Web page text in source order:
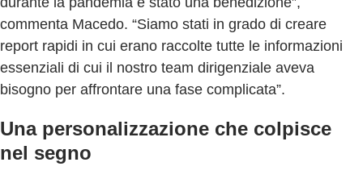
commenta Macedo. “Siamo stati in grado di creare
report rapidi in cui erano raccolte tutte le informazioni
essenziali di cui il nostro team dirigenziale aveva
bisogno per affrontare una fase complicata”.
Una personalizzazione che colpisce
nel segno